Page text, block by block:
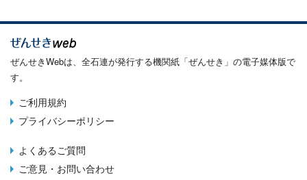
ぜんせきWebは、全石連が発行する機関紙「ぜんせき」の電子媒体版で
す。
Terms
menu
ご利用規約
プライバシーポリシー
Footer
menu
よくあるご質問
ご意見・お問い合わせ